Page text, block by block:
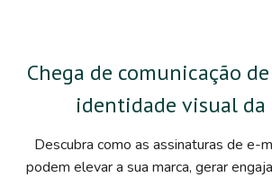
Chega de comunicação
identidade visual da
Descubra como as assinaturas de e-
podem elevar a sua marca, gerar